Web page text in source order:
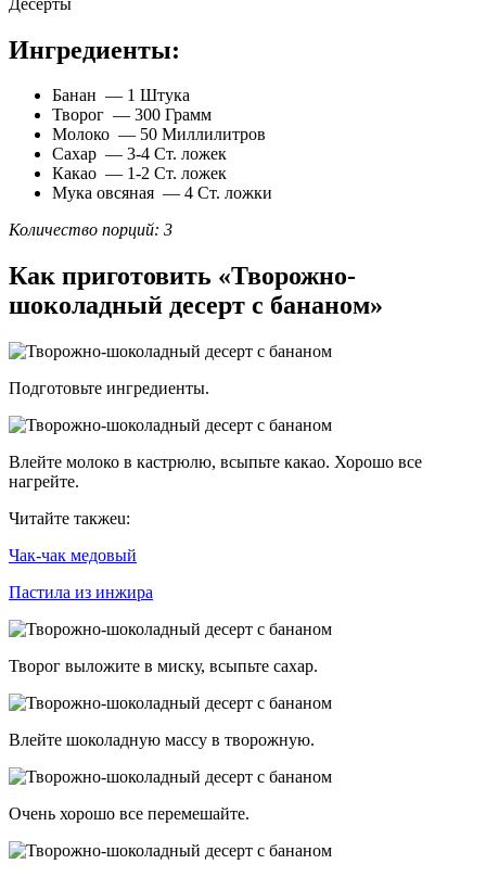
Ингредиенты:
Банан — 1 Штука
Творог — 300 Грамм
Молоко — 50 Миллилитров
Сахар — 3-4 Ст. ложек
Какао — 1-2 Ст. ложек
Мука овсяная — 4 Ст. ложки
Количество порций: 3
Как приготовить «Творожно-
шоколадный десерт с бананом»
Подготовьте ингредиенты.
Влейте молоко в кастрюлю, всыпьте какао. Хорошо все
нагрейте.
Читайте такжеu:
Чак-чак медовый
Пастила из инжира
Творог выложите в миску, всыпьте сахар.
Влейте шоколадную массу в творожную.
Очень хорошо все перемешайте.